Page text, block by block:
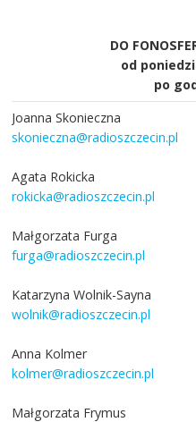
DO
od
po
Joanna Skonieczna
skonieczna@radioszczecin.pl
Agata Rokicka
rokicka@radioszczecin.pl
Małgorzata Furga
furga@radioszczecin.pl
Katarzyna Wolnik-Sayna
wolnik@radioszczecin.pl
Anna Kolmer
kolmer@radioszczecin.pl
Małgorzata Frymus